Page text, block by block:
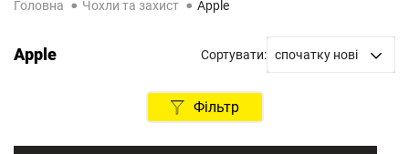
Головна Чохли та захист Apple
Apple Сортувати: спочатку нові
спочатку нові
Фільтр